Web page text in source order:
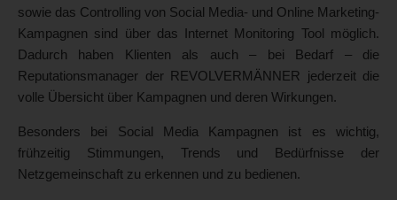
sowie das Controlling von Social Media- und Online Marketing-
Kampagnen sind über das Internet Monitoring Tool möglich.
Dadurch haben Klienten als auch – bei Bedarf – die
Reputationsmanager der REVOLVERMÄNNER jederzeit die
volle Übersicht über Kampagnen und deren Wirkungen.
Besonders bei Social Media Kampagnen ist es wichtig,
frühzeitig Stimmungen, Trends und Bedürfnisse der
Netzgemeinschaft zu erkennen und zu bedienen.